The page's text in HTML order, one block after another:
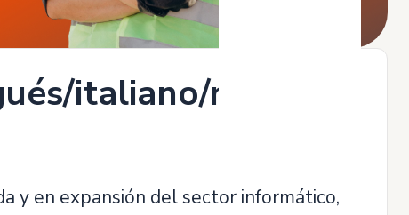
italiano/nacional
y en expansión del sector informático,